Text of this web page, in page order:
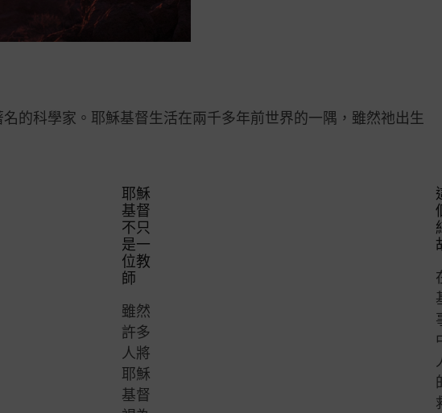
的科學家。耶穌基督生活在兩千多年前世界的一隅，雖然祂出生
耶穌
基督
不只
是一
位教
師
雖然
許多
人將
耶穌
基督